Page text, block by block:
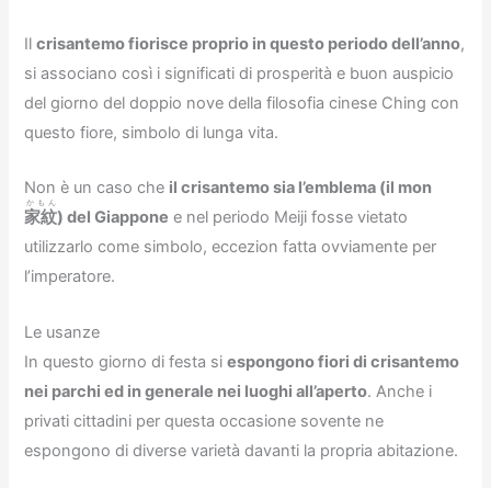
Ilcrisantemo fiorisce proprio in questo periodo dell’anno,
si associano così i significati di prosperità e buon auspicio
del giorno del doppio nove della filosofia cinese Ching con
questo fiore, simbolo di lunga vita.
Non è un caso che il crisantemo sia l’emblema (il mon
家紋
かもん
) del Giappone e nel periodo Meiji fosse vietato
utilizzarlo come simbolo, eccezion fatta ovviamente per
l’imperatore.
Le usanze
In questo giorno di festa siespongono fiori di crisantemo
nei parchi ed in generale nei luoghi all’aperto. Anche i
privati cittadini per questa occasione sovente ne
espongono di diverse varietà davanti la propria abitazione.